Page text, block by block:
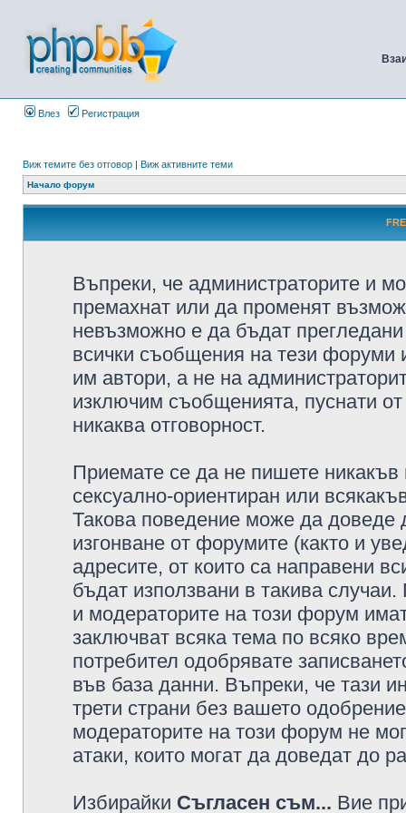
Влез Регистрация
Виж темите без отговор | Виж активните теми
Начало форум
Въпреки, че администраторите и
премахнат или да променят
невъзможно е да бъдат
всички съобщения на тези форуми
им автори, а не на
изключим съобщенията, пуснати
никаква отговорност.
Приемате се да не пишете никакъв
сексуално-ориентиран или
Такова поведение може да доведе
изгонване от форумите (както и
адресите, от които са направени
бъдат използвани в такива
и модераторите на този форум
заключват всяка тема по всяко
потребител одобрявате
във база данни. Въпреки, че тази
трети страни без вашето
модераторите на този форум не
атаки, които могат да доведат до
Избирайки Съгласен съм... Вие